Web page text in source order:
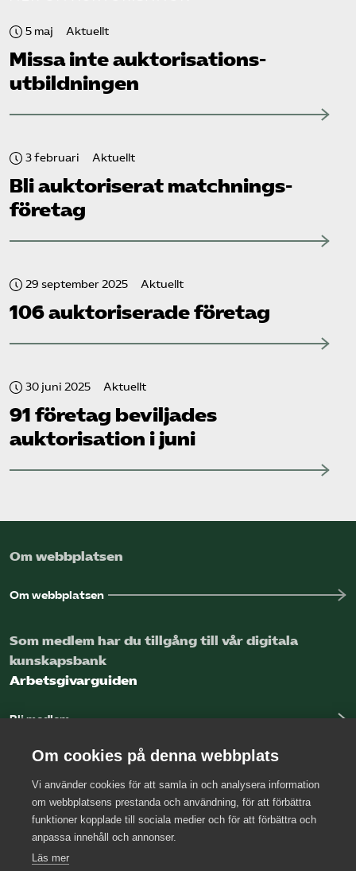
5 maj Aktuellt
Missa inte auktorisations­
utbildningen
3 februari Aktuellt
Bli auktoriserat matchnings­
företag
29 september 2025 Aktuellt
106 auktoriserade företag
30 juni 2025 Aktuellt
91 företag beviljades
auktorisation i juni
Om webbplatsen
Om webbplatsen
Som medlem har du tillgång till vår digitala
kunskapsbank
Arbetsgivarguiden
Bli medlem
Kontakta oss
Press
Om cookies på denna webbplats
Vi använder cookies för att samla in och analysera information
om webbplatsens prestanda och användning, för att förbättra
funktioner kopplade till sociala medier och för att förbättra och
anpassa innehåll och annonser.
Läs mer